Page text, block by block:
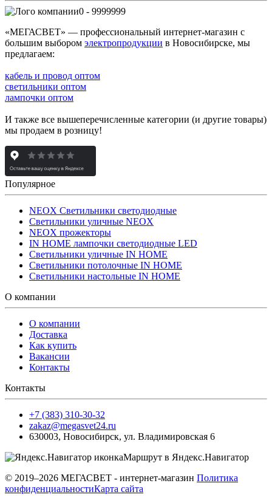
0 - 9999999
«МЕГАСВЕТ» — профессиональный интернет-магазин с
большим выбором электропродукции в Новосибирске, мы
предлагаем:
кабель и провод оптом
светильники оптом
лампочки оптом
И также все вышеперечисленные категории (и другие товары)
мы продаем в розницу!
Популярное
NEOX Светильники светодиодные
Светильники уличные NEOX
NEOX прожекторы
IN HOME лампочки светодиодные LED
Светильники уличные IN HOME
Светильники потолочные IN HOME
Светильники настольные IN HOME
О компании
О компании
Доставка
Как купить
Вакансии
Контакты
Контакты
+7 (383) 310-30-32
zakaz@megasvet24.ru
630003, Новосибирск, ул. Владимировская 6
Маршрут в Яндекс.Навигатор
© 2019–2026 МЕГАСВЕТ - интернет-магазин Политика
конфиденциальностиКарта сайта